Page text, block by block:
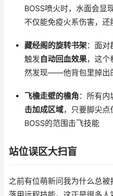
BOSS喷火时，水面会显
不仅能免疫火系伤害，还
藏经阁的旋转书架：面对
触发自动回血效果，这个
然发现——他背包里掉出
飞檐走壁的檐角 ：所有
击加成区域，只要脚尖点
BOSS的范围击飞技能
站位误区大扫盲
之前有位萌新问我为什么总